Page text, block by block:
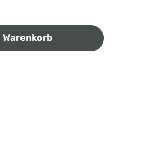
Wert ein oder
Warenkorb